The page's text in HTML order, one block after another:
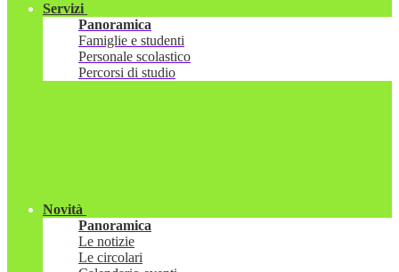
Servizi
Panoramica
Famiglie e studenti
Personale scolastico
Percorsi di studio
Novità
Panoramica
Le notizie
Le circolari